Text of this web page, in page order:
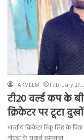
TAKVEEM February 27,
टी20 वर्ल्ड कप के
क्रिकेटर पर टूटा
भारतीय क्रिकेटर रिंकू सिंह के